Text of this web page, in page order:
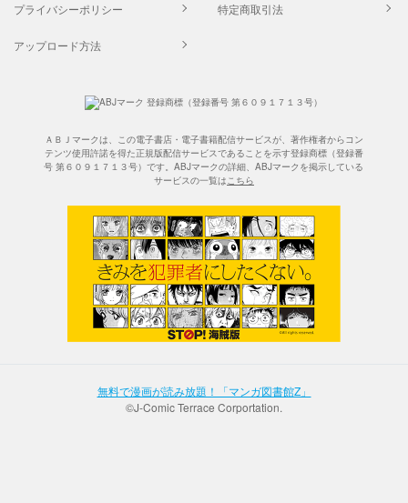
プライバシーポリシー 特定商取引法
アップロード方法
ＡＢＪマークは、この電子書店・電子書籍配信サービスが、著作権者からコン
テンツ使用許諾を得た正規版配信サービスであることを示す登録商標（登録番
号 第６０９１７１３号）です。ABJマークの詳細、ABJマークを掲示している
サービスの一覧はこちら
無料で漫画が読み放題！「マンガ図書館Z」
©J-Comic Terrace Corportation.